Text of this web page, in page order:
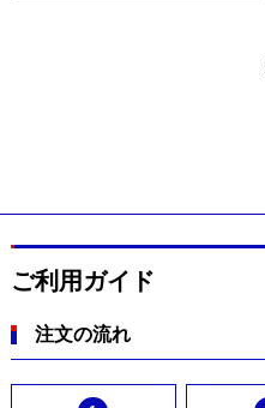
ご利用ガイド
注文の流れ